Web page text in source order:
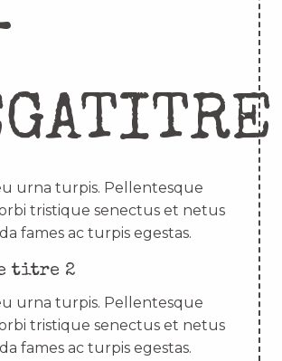
urna turpis. Pellentesque
tristique senectus et netus
fames ac turpis egestas.
titre 2
urna turpis. Pellentesque
tristique senectus et netus
fames ac turpis egestas.